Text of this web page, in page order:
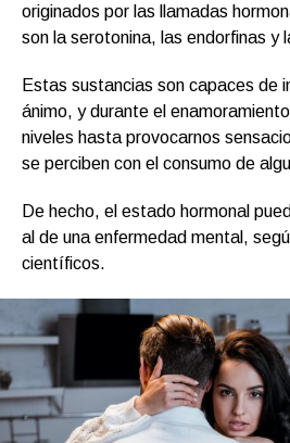
originados por las llamadas
son la serotonina, las endorfinas y
Estas sustancias son capaces de
ánimo, y durante el
niveles hasta provocarnos
se perciben con el consumo de
De hecho, el estado hormonal
al de una enfermedad mental,
científicos.